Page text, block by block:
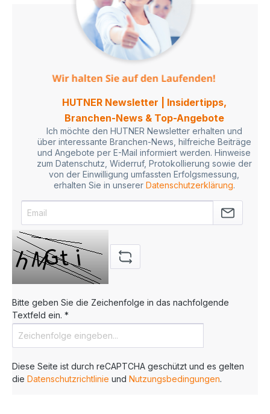
HUTNER Newsletter | Insidertipps,
Branchen-News & Top-Angebote
Ich möchte den HUTNER Newsletter erhalten und
über interessante Branchen-News, hilfreiche Beiträge
und Angebote per E-Mail informiert werden. Hinweise
zum Datenschutz, Widerruf, Protokollierung sowie der
von der Einwilligung umfassten Erfolgsmessung,
erhalten Sie in unserer Datenschutzerklärung.
Bitte geben Sie die Zeichenfolge in das nachfolgende
Textfeld ein. *
Diese Seite ist durch reCAPTCHA geschützt und es gelten
die Datenschutzrichtlinie und Nutzungsbedingungen.